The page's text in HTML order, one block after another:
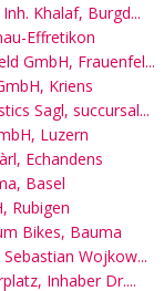
Khalaf, Burgd...
Effretikon
GmbH, Frauenfel...
Kriens
Sagl, succursal...
Luzern
Echandens
Basel
Rubigen
Bikes, Bauma
Wojkow...
Inhaber Dr....